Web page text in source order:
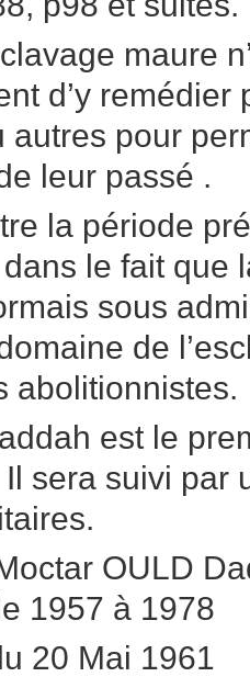
maure
d’y remédier
autres pour
leur passé .
la période
le fait que
sous
de
abolitionnistes.
est le
Il sera suivi par
OULD
1957 à 1978
20 Mai 1961